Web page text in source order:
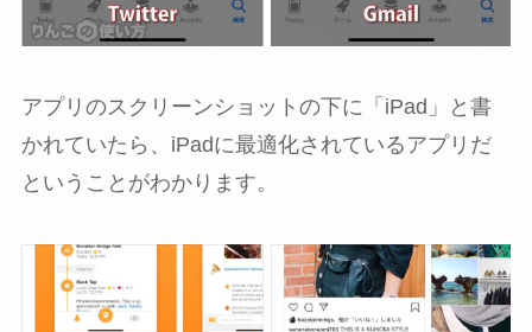
アプリのスクリーンショットの下に「iPad」と書
かれていたら、iPadに最適化されているアプリだ
ということがわかります。